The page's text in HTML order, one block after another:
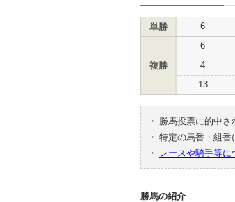
単勝 6
複勝
6
4
13
・ 勝馬投票に的中
・ 特定の馬番・組番
・
レースや騎手等に
勝馬の紹介